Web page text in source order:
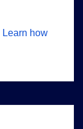
Learn how